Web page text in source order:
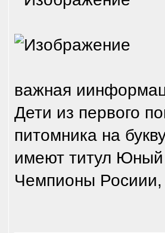
важная
Дети из первого
питомника на
имеют титул
Чемпионы Росиии,